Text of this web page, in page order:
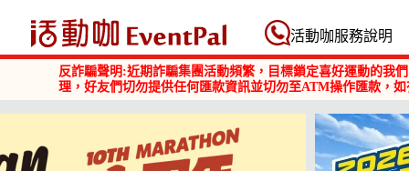
活動咖 Eventpal
活動咖服務說明
反詐騙聲明:近期詐騙集團活動頻繁，目標鎖定喜好運動的我
理，好友們切勿提供任何匯款資訊並切勿至ATM操作匯款，